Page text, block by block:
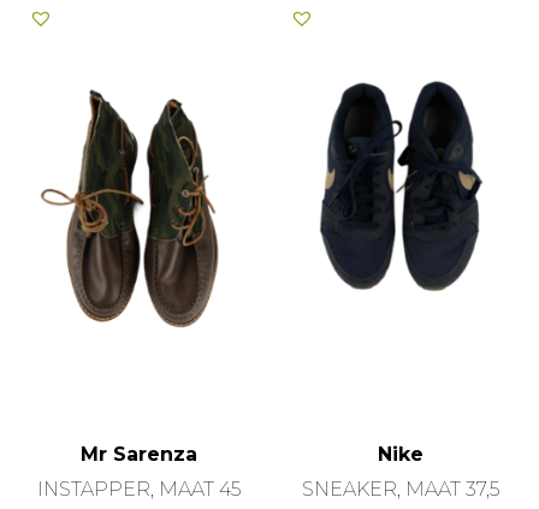
Mr Sarenza
INSTAPPER, MAAT 45
Nike
SNEAKER, MAAT 37,5